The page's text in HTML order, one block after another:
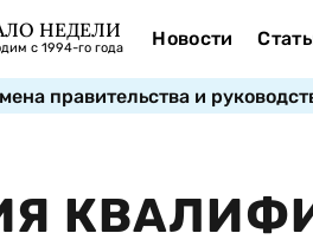
НЕДЕЛИ
с 1994-го года Новости
правительства и